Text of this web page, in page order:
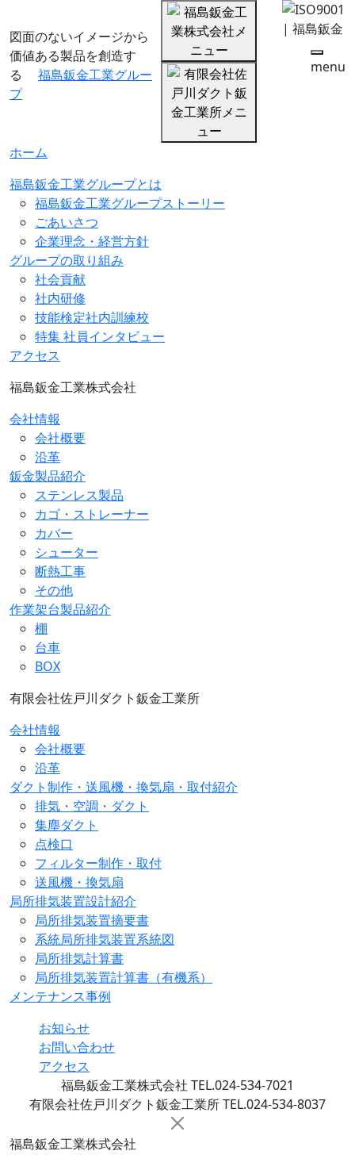
図面のないイメージから
価値ある製品を創造す
る 福島鈑金工業グルー
プ
menu
ホーム
福島鈑金工業グループとは
福島鈑金工業グループストーリー
ごあいさつ
企業理念・経営方針
グループの取り組み
社会貢献
社内研修
技能検定社内訓練校
特集 社員インタビュー
アクセス
福島鈑金工業株式会社
会社情報
会社概要
沿革
鈑金製品紹介
ステンレス製品
カゴ・ストレーナー
カバー
シューター
断熱工事
その他
作業架台製品紹介
棚
台車
BOX
有限会社佐戸川ダクト鈑金工業所
会社情報
会社概要
沿革
ダクト制作・送風機・換気扇・取付紹介
排気・空調・ダクト
集塵ダクト
点検口
フィルター制作・取付
送風機・換気扇
局所排気装置設計紹介
局所排気装置摘要書
系統局所排気装置系統図
局所排気計算書
局所排気装置計算書（有機系）
メンテナンス事例
お知らせ
お問い合わせ
アクセス
福島鈑金工業株式会社 TEL.024-534-7021
有限会社佐戸川ダクト鈑金工業所 TEL.024-534-8037
福島鈑金工業株式会社